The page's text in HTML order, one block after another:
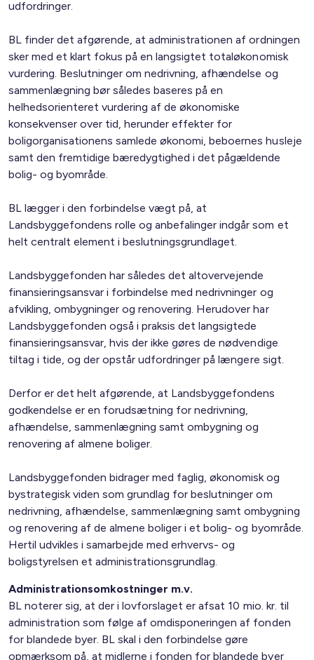
udfordringer.
BL finder det afgørende, at administrationen af ordningen
sker med et klart fokus på en langsigtet totaløkonomisk
vurdering. Beslutninger om nedrivning, afhændelse og
sammenlægning bør således baseres på en
helhedsorienteret vurdering af de økonomiske
konsekvenser over tid, herunder effekter for
boligorganisationens samlede økonomi, beboernes husleje
samt den fremtidige bæredygtighed i det pågældende
bolig- og byområde.
BL lægger i den forbindelse vægt på, at
Landsbyggefondens rolle og anbefalinger indgår som et
helt centralt element i beslutningsgrundlaget.
Landsbyggefonden har således det altovervejende
finansieringsansvar i forbindelse med nedrivninger og
afvikling, ombygninger og renovering. Herudover har
Landsbyggefonden også i praksis det langsigtede
finansieringsansvar, hvis der ikke gøres de nødvendige
tiltag i tide, og der opstår udfordringer på længere sigt.
Derfor er det helt afgørende, at Landsbyggefondens
godkendelse er en forudsætning for nedrivning,
afhændelse, sammenlægning samt ombygning og
renovering af almene boliger.
Landsbyggefonden bidrager med faglig, økonomisk og
bystrategisk viden som grundlag for beslutninger om
nedrivning, afhændelse, sammenlægning samt ombygning
og renovering af de almene boliger i et bolig- og byområde.
Hertil udvikles i samarbejde med erhvervs- og
boligstyrelsen et administrationsgrundlag.
Administrationsomkostninger m.v.
BL noterer sig, at der i lovforslaget er afsat 10 mio. kr. til
administration som følge af omdisponeringen af fonden
for blandede byer. BL skal i den forbindelse gøre
opmærksom på, at midlerne i fonden for blandede byer